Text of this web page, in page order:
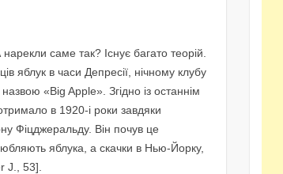
саме так? Існує багато теорій.
яблук в часи Депресії, нічному клубу
«Big Apple». Згідно із останнім
в 1920-і роки завдяки
Фіцджеральду. Він почув це
яблука, а скачки в Нью-Йорку,
J., 53].